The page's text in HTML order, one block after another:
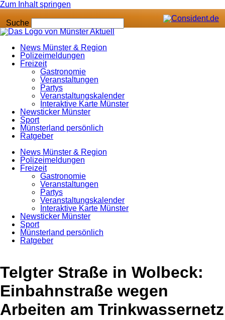
Zum Inhalt springen
Suche
News Münster & Region
Polizeimeldungen
Freizeit
Gastronomie
Veranstaltungen
Partys
Veranstaltungskalender
Interaktive Karte Münster
Newsticker Münster
Sport
Münsterland persönlich
Ratgeber
News Münster & Region
Polizeimeldungen
Freizeit
Gastronomie
Veranstaltungen
Partys
Veranstaltungskalender
Interaktive Karte Münster
Newsticker Münster
Sport
Münsterland persönlich
Ratgeber
Anzeige
Telgter Straße in Wolbeck:
Einbahnstraße wegen
Arbeiten am Trinkwassernetz